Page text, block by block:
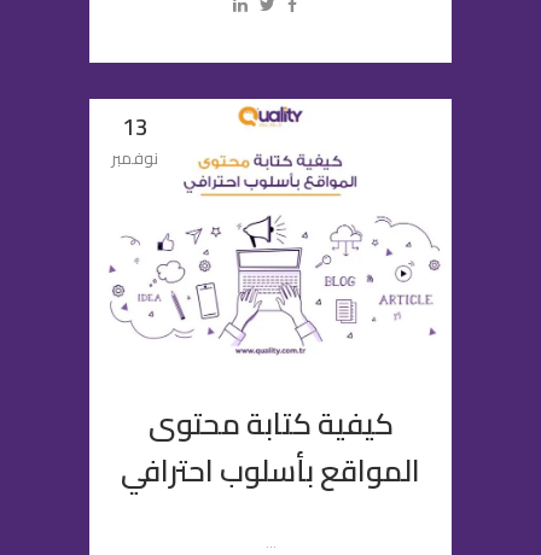
13
نوفمبر
كيفية كتابة محتوى
المواقع بأسلوب احترافي
...